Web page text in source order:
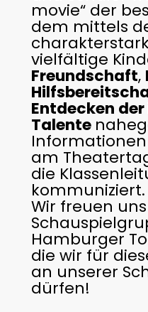
movie“ der
dem mittels
vielfältige
Freundschaft,
Entdecken
Talente
am
die
kommuniziert.
Wir freuen
Hamburger
die wir für
an unserer
dürfen!